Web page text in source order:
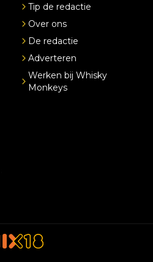
Tip de redactie
Over ons
De redactie
Adverteren
Werken bij Whisky
Monkeys